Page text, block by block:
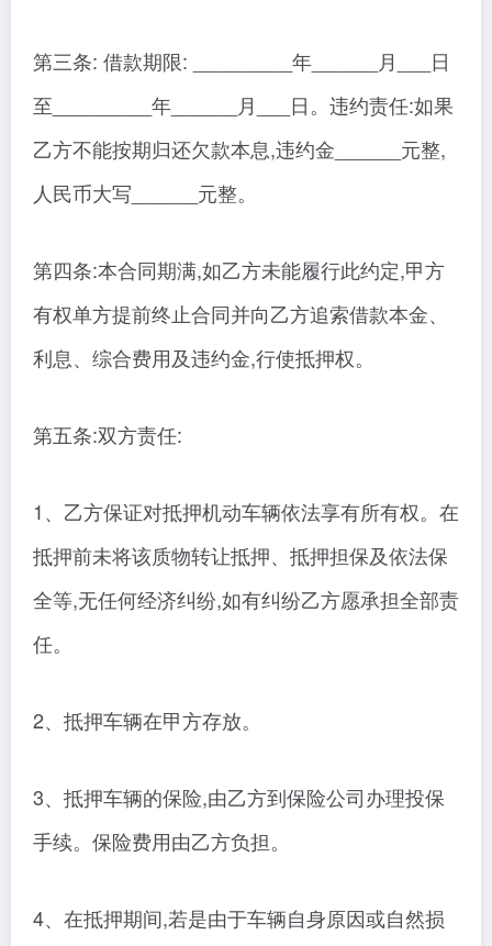
第三条: 借款期限: _________年______月___日
至_________年______月___日。违约责任:如果
乙方不能按期归还欠款本息,违约金______元整,
人民币大写______元整。
第四条:本合同期满,如乙方未能履行此约定,甲方
有权单方提前终止合同并向乙方追索借款本金、
利息、综合费用及违约金,行使抵押权。
第五条:双方责任:
1、乙方保证对抵押机动车辆依法享有所有权。在
抵押前未将该质物转让抵押、抵押担保及依法保
全等,无任何经济纠纷,如有纠纷乙方愿承担全部责
任。
2、抵押车辆在甲方存放。
3、抵押车辆的保险,由乙方到保险公司办理投保
手续。保险费用由乙方负担。
4、在抵押期间,若是由于车辆自身原因或自然损